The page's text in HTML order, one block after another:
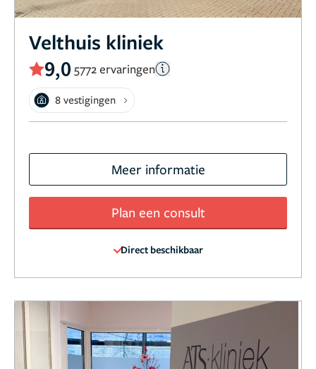
Velthuis kliniek
9,0 5772 ervaringen
8 vestigingen
Meer informatie
Plan een consult
Direct beschikbaar